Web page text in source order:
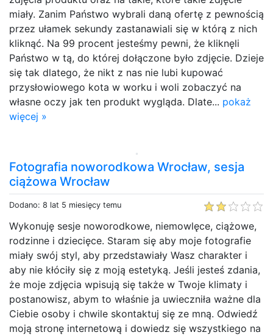
miały. Zanim Państwo wybrali daną ofertę z pewnością
przez ułamek sekundy zastanawiali się w którą z nich
kliknąć. Na 99 procent jesteśmy pewni, że kliknęli
Państwo w tą, do której dołączone było zdjęcie. Dzieje
się tak dlatego, że nikt z nas nie lubi kupować
przysłowiowego kota w worku i woli zobaczyć na
własne oczy jak ten produkt wygląda. Dlate... pokaż
więcej »
Fotografia noworodkowa Wrocław, sesja
ciążowa Wrocław
Dodano: 8 lat 5 miesięcy temu
Wykonuję sesje noworodkowe, niemowlęce, ciążowe,
rodzinne i dziecięce. Staram się aby moje fotografie
miały swój styl, aby przedstawiały Wasz charakter i
aby nie kłóciły się z moją estetyką. Jeśli jesteś zdania,
że moje zdjęcia wpisują się także w Twoje klimaty i
postanowisz, abym to właśnie ja uwieczniła ważne dla
Ciebie osoby i chwile skontaktuj się ze mną. Odwiedź
moją stronę internetową i dowiedz się wszystkiego na